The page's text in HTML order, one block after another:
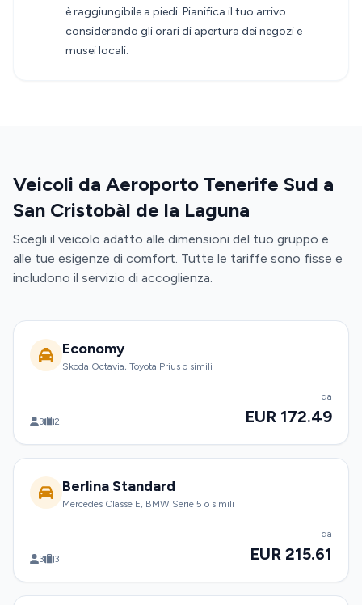
è raggiungibile a piedi. Pianifica il tuo arrivo
considerando gli orari di apertura dei negozi e
musei locali.
Veicoli da Aeroporto Tenerife Sud a
San Cristobàl de la Laguna
Scegli il veicolo adatto alle dimensioni del tuo gruppo e
alle tue esigenze di comfort. Tutte le tariffe sono fisse e
includono il servizio di accoglienza.
Economy
Skoda Octavia, Toyota Prius o simili
3 2
da
EUR 172.49
Berlina Standard
Mercedes Classe E, BMW Serie 5 o simili
3 3
da
EUR 215.61